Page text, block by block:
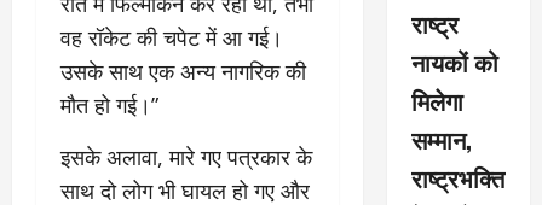
वह रॉकेट की चपेट में आ गई।
उसके साथ एक अन्य नागरिक की
मौत हो गई।”
इसके अलावा, मारे गए पत्रकार के
साथ दो लोग भी घायल हो गए और
राष्ट्र
नायकों को
मिलेगा
सम्मान,
राष्ट्रभक्ति